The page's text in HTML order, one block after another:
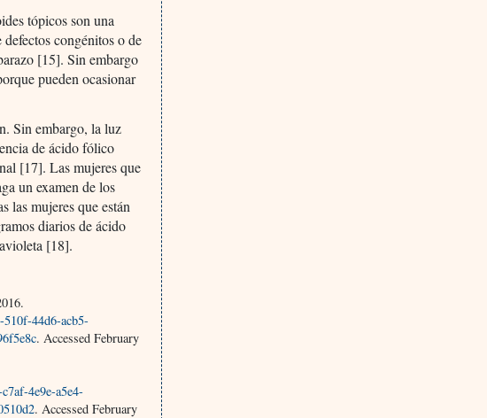
tópicos son una
congénitos o de
[15]. Sin embargo
pueden ocasionar
Sin embargo, la luz
de ácido fólico
[17]. Las mujeres que
un examen de los
las mujeres que están
diarios de ácido
[18].
44d6-acb5-
. Accessed February
4e9e-a5e4-
. Accessed February